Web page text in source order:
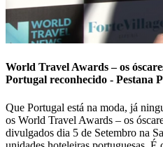
World Travel Awards – os
Portugal reconhecido - Pestana
Que Portugal está na moda, já
os World Travel Awards – os
divulgados dia 5 de Setembro na